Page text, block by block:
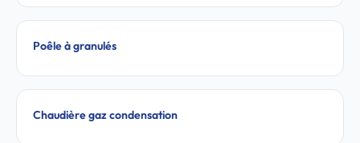
Poêle à granulés
Chaudière gaz condensation